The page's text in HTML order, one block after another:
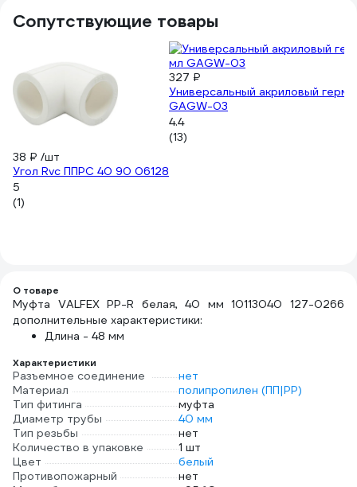
Сопутствующие товары
38 ₽ /шт
Угол Rvc ППРС 40 90 06128
5
(1)
327 ₽
Универсальный акриловый
GAGW-03
4.4
(13)
О товаре
Муфта VALFEX PP-R белая, 40 мм 10113040 127-0266
дополнительные характеристики:
Длина - 48 мм
Характеристики
Разъемное соединение
нет
Материал
полипропилен (ПП|PP)
Тип фитинга
муфта
Диаметр трубы
40 мм
Тип резьбы
нет
Количество в упаковке
1 шт
Цвет
белый
Противопожарный
нет